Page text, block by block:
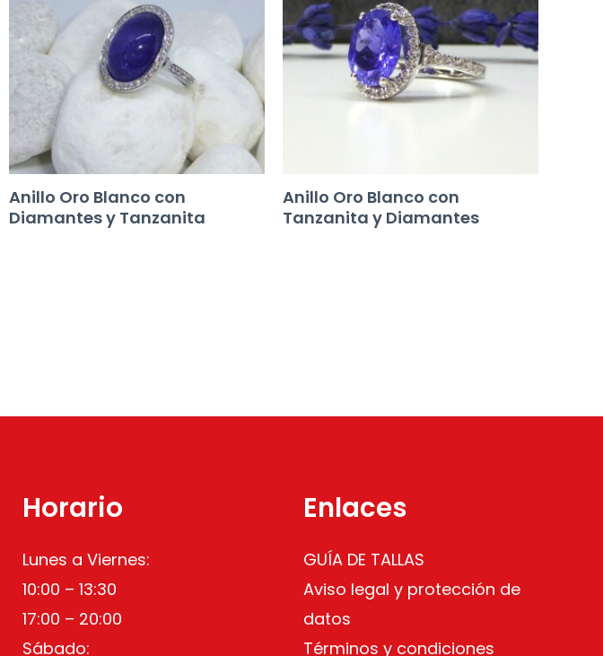
Anillo Oro Blanco con
Diamantes y Tanzanita
Anillo Oro Blanco con
Tanzanita y Diamantes
Horario
Lunes a Viernes:
10:00 – 13:30
17:00 – 20:00
Sábado:
Enlaces
GUÍA DE TALLAS
Aviso legal y protección de
datos
Términos y condiciones